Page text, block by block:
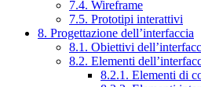
7.4. Wireframe
7.5. Prototipi interattivi
8. Progettazione dell’interfaccia
8.1. Obiettivi
8.2. Elementi
8.2.1. Elementi di